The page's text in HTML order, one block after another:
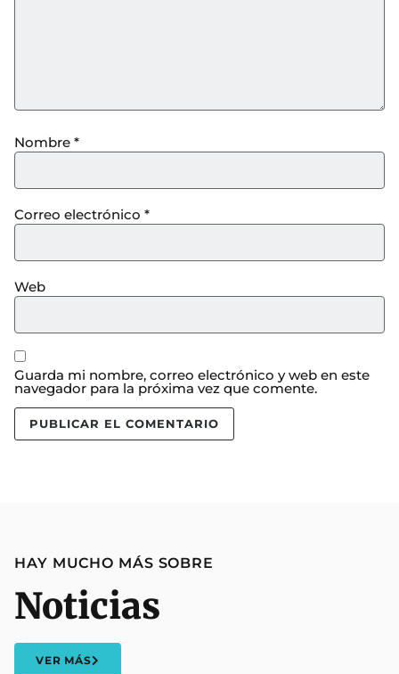
Nombre *
Correo electrónico *
Web
Guarda mi nombre, correo electrónico y web en este
navegador para la próxima vez que comente.
HAY MUCHO MÁS SOBRE
Noticias
VER MÁS